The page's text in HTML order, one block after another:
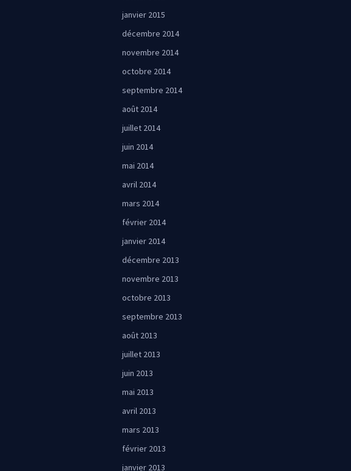
janvier 2015
décembre 2014
novembre 2014
octobre 2014
septembre 2014
août 2014
juillet 2014
juin 2014
mai 2014
avril 2014
mars 2014
février 2014
janvier 2014
décembre 2013
novembre 2013
octobre 2013
septembre 2013
août 2013
juillet 2013
juin 2013
mai 2013
avril 2013
mars 2013
février 2013
janvier 2013